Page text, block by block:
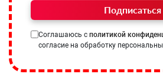
Подписаться
Соглашаюсь с политикой
согласие на обработку